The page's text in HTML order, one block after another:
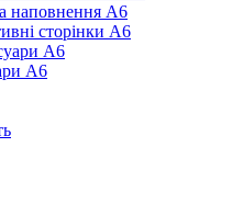
наповнення А6
сторінки А6
А6